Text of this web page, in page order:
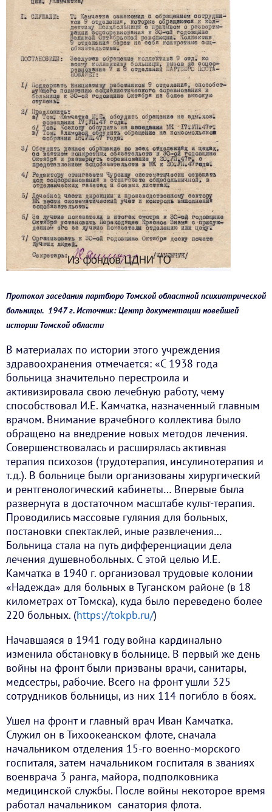
Протокол заседания партбюро Томской областной психиатрической
больницы. 1947 г. Источник: Центр документации новейшей
истории Томской области
В материалах по истории этого учреждения
здравоохранения отмечается: «С 1938 года
больница значительно перестроила и
активизировала свою лечебную работу, чему
способствовал И.Е. Камчатка, назначенный главным
врачом. Внимание врачебного коллектива было
обращено на внедрение новых методов лечения.
Совершенствовалась и расширялась активная
терапия психозов (трудотерапия, инсулинотерапия и
т.д.). В больнице были организованы хирургический
и рентгенологический кабинеты… Впервые была
развернута в достаточном масштабе культ-терапия.
Проводились массовые гуляния для больных,
постановки спектаклей, иные развлечения…
Больница стала на путь дифференциации дела
лечения душевнобольных. С этой целью И.Е.
Камчатка в 1940 г. организовал трудовые колонии
«Надежда» для больных в Туганском районе (в 18
километрах от Томска), куда было переведено более
220 больных. (https://tokpb.ru/)
Начавшаяся в 1941 году война кардинально
изменила обстановку в больнице. В первый же день
войны на фронт были призваны врачи, санитары,
медсестры, рабочие. Всего на фронт ушли 325
сотрудников больницы, из них 114 погибло в боях.
Ушел на фронт и главный врач Иван Камчатка.
Служил он в Тихоокеанском флоте, сначала
начальником отделения 15-го военно-морского
госпиталя, затем начальником госпиталя в званиях
военврача 3 ранга, майора, подполковника
медицинской службы. После войны некоторое время
работал начальником санатория флота.